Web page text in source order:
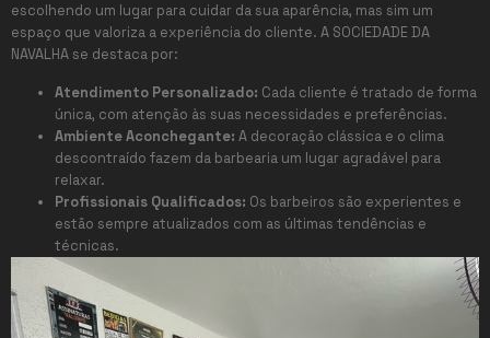
escolhendo um lugar para cuidar da sua aparência, mas sim um
espaço que valoriza a experiência do cliente. A SOCIEDADE DA
NAVALHA se destaca por:
Atendimento Personalizado: Cada cliente é tratado de forma
única, com atenção às suas necessidades e preferências.
Ambiente Aconchegante: A decoração clássica e o clima
descontraído fazem da barbearia um lugar agradável para
relaxar.
Profissionais Qualificados: Os barbeiros são experientes e
estão sempre atualizados com as últimas tendências e
técnicas.